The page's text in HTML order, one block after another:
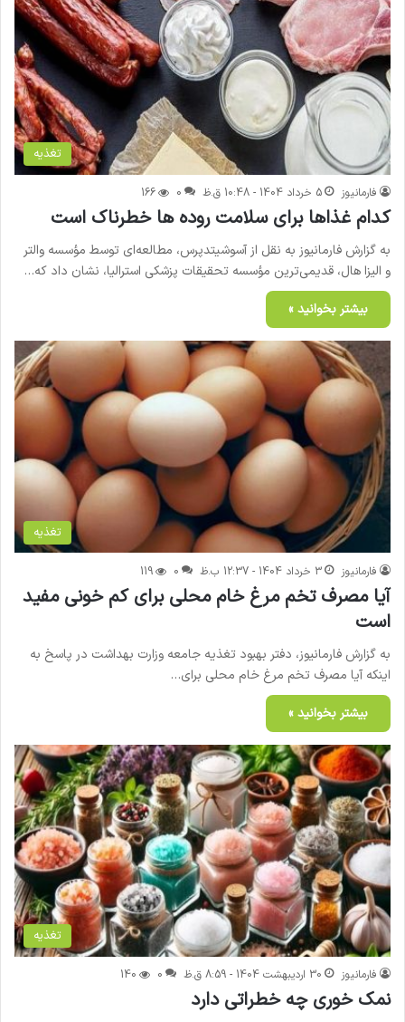
تغذیه
فارمانیوز 5 خرداد 1404 - 10:48 ق.ظ 0
166
کدام غذاها برای سلامت روده ها خطرناک است
به گزارش فارمانیوز به نقل از آسوشیتدپرس، مطالعه‌ای توسط مؤسسه والتر
و الیزا هال، قدیمی‌ترین مؤسسه تحقیقات پزشکی استرالیا، نشان داد که…
بیشتر بخوانید »
تغذیه
فارمانیوز 3 خرداد 1404 - 12:37 ب.ظ 0
119
آیا مصرف تخم مرغ خام محلی برای کم خونی مفید
است
به گزارش فارمانیوز، دفتر بهبود تغذیه جامعه وزارت بهداشت در پاسخ به
اینکه آیا مصرف تخم مرغ خام محلی برای…
بیشتر بخوانید »
تغذیه
فارمانیوز 30 اردیبهشت 1404 - 8:59 ق.ظ 0
140
نمک خوری چه خطراتی دارد